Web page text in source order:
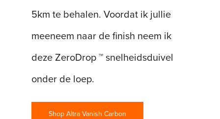
5km te behalen. Voordat ik jullie
meeneem naar de finish neem ik
deze ZeroDrop ™ snelheidsduivel
onder de loep.
Shop Altra Vanish Carbon